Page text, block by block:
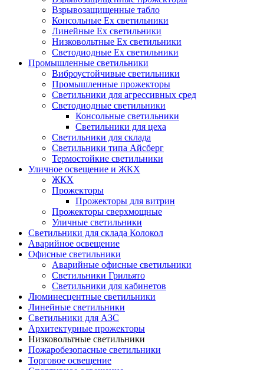
Взрывозащищенные табло
Консольные Ех светильники
Линейные Ex светильники
Низковольтные Ex светильники
Светодиодные Ex светильники
Промышленные светильники
Виброустойчивые светильники
Промышленные прожекторы
Светильники для агрессивных сред
Светодиодные светильники
Консольные светильники
Светильники для цеха
Светильники для склада
Светильники типа Айсберг
Термостойкие светильники
Уличное освещение и ЖКХ
ЖКХ
Прожекторы
Прожекторы для витрин
Прожекторы сверхмощные
Уличные светильники
Светильники для склада Колокол
Аварийное освещение
Офисные светильники
Аварийные офисные светильники
Светильники Грильято
Светильники для кабинетов
Люминесцентные светильники
Линейные светильники
Светильники для АЗС
Архитектурные прожекторы
Низковольтные светильники
Пожаробезопасные светильники
Торговое освещение